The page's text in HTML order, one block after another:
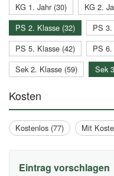
KG 1. Jahr (30) KG 2.
PS 2. Klasse (32)
PS
PS 5. Klasse (42)
PS
Sek 2. Klasse (59)
Sek
Kosten
Kostenlos (77) Mit
Eintrag vorschlagen